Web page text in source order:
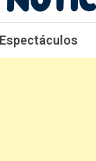
obr noticias
Espectáculos